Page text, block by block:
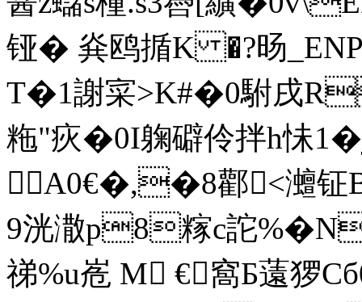
铔� 烡鸥揗K �?旸_EN
T�1謝寀>K#�0駙戌
粚"疢�0I躹礔伶拌h怽
A0€�,�8酄<灗
9洸潵p8糘c詑
祶%u峞 M €窩Б薳猡